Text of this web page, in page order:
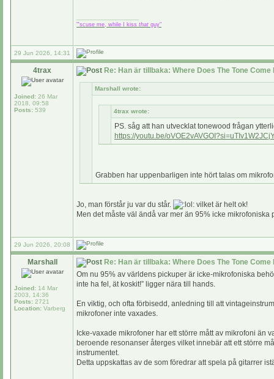
"'scuse me, while I kiss that guy"
29 Jun 2026, 14:31
4trax
Joined: 26 Mar
2018, 09:58
Posts: 539
Re: Han är tillbaka: Where Does The Tone Come
Marshall wrote:
4trax wrote:
PS. såg att han utvecklat tonewood frågan
https://youtu.be/
Grabben har uppenbarligen inte hört talas om
Jo, man förstår ju var du står.
vilket är helt ok!
Men det måste väl ändå var mer än 95% icke
29 Jun 2026, 20:08
Marshall
Joined: 14 Mar
2003, 14:36
Posts: 2721
Location: Varberg
Re: Han är tillbaka: Where Does The Tone Come
Om nu 95% av världens pickuper är icke-mikrofoniska
inte ha fel, ät koskit!” ligger nära till hands.
En viktig, och ofta förbisedd, anledning till att
mikrofoner inte vaxades.
Icke-vaxade mikrofoner har ett större mått av mikrofoni än
beroende resonanser återges vilket innebär att ett större
instrumentet.
Detta uppskattas av de som föredrar att spela på gitarrer